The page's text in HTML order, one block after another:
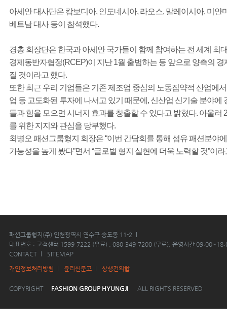
아세안 대사단은 캄보디아, 인도네시아, 라오스, 말레이시아, 미얀
베트남 대사 등이 참석했다.
경총 회장단은 한국과 아세안 국가들이 함께 참여하는 전 세계 최
경제동반자협정(RCEP)이 지난 1월 출범하는 등 앞으로 양측의
질 것이라고 했다.
또한 최근 우리 기업들은 기존 제조업 중심의 노동집약적 산업에
업 등 고도화된 투자에 나서고 있기 때문에, 신산업 신기술 분야에
들과 힘을 모으면 시너지 효과를 창출할 수 있다고 밝혔다. 아울러
를 위한 지지와 관심을 당부했다.
최병오 패션그룹형지 회장은 “이번 간담회를 통해 섬유 패션분야
가능성을 높게 봤다”면서 “글로벌 형지 실현에 더욱 노력할 것”이
패션그룹형지(주) 인천광역시 연수구 송도동 11-2
대표번호 : 고객센터 1599-7222 (유료) , 080-349-7200 (무료), 운영시간
CONTACT
SITEMAP
개인정보처리방침 윤리신문고 상생건의함
COPYRIGHT FASHION GROUP HYUNGJI ALL RIGHTS RESERVED